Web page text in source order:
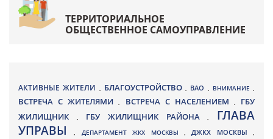
ТЕРРИТОРИАЛЬНОЕ
ОБЩЕСТВЕННОЕ САМОУПРАВЛЕНИЕ
АКТИВНЫЕ ЖИТЕЛИ , БЛАГОУСТРОЙСТВО , ВАО , ВНИМАНИЕ ,
ВСТРЕЧА С ЖИТЕЛЯМИ, ВСТРЕЧА С НАСЕЛЕНИЕМ , ГБУ
ЖИЛИЩНИК
, ГБУ ЖИЛИЩНИК РАЙОНА, ГЛАВА
УПРАВЫ, ДЕПАРТАМЕНТ ЖКХ МОСКВЫ ,ДЖКХ МОСКВЫ ,